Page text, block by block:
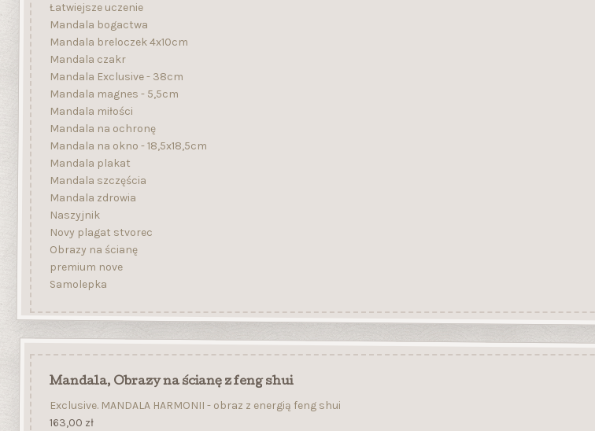
Łatwiejsze uczenie
Mandala bogactwa
Mandala breloczek 4x10cm
Mandala czakr
Mandala Exclusive - 38cm
Mandala magnes - 5,5cm
Mandala miłości
Mandala na ochronę
Mandala na okno - 18,5x18,5cm
Mandala plakat
Mandala szczęścia
Mandala zdrowia
Naszyjnik
Novy plagat stvorec
Obrazy na ścianę
premium nove
Samolepka
Mandala, Obrazy na ścianę z feng shui
Exclusive. MANDALA HARMONII - obraz z energią feng shui
163,00 zł